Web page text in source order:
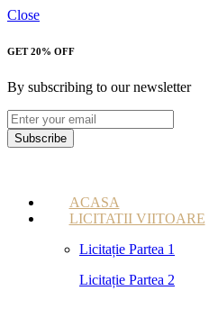
Close
GET 20% OFF
By subscribing to our newsletter
Subscribe
ACASA
LICITATII VIITOARE
Licitație Partea 1
Licitație Partea 2